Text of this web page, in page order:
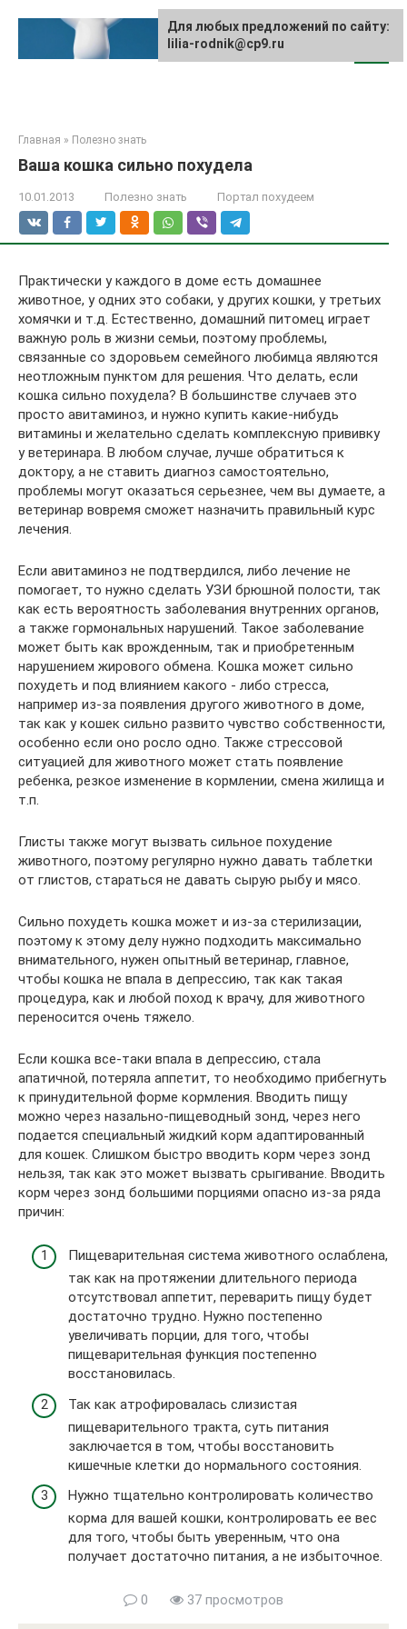
Главная » Полезно знать
Ваша кошка сильно похудела
10.01.2013 Полезно знать Портал похудеем
Практически у каждого в доме есть домашнее
животное, у одних это собаки, у других кошки, у третьих
хомячки и т.д. Естественно, домашний питомец играет
важную роль в жизни семьи, поэтому проблемы,
связанные со здоровьем семейного любимца являются
неотложным пунктом для решения. Что делать, если
кошка сильно похудела? В большинстве случаев это
просто авитаминоз, и нужно купить какие-нибудь
витамины и желательно сделать комплексную прививку
у ветеринара. В любом случае, лучше обратиться к
доктору, а не ставить диагноз самостоятельно,
проблемы могут оказаться серьезнее, чем вы думаете, а
ветеринар вовремя сможет назначить правильный курс
лечения.
Если авитаминоз не подтвердился, либо лечение не
помогает, то нужно сделать УЗИ брюшной полости, так
как есть вероятность заболевания внутренних органов,
а также гормональных нарушений. Такое заболевание
может быть как врожденным, так и приобретенным
нарушением жирового обмена. Кошка может сильно
похудеть и под влиянием какого - либо стресса,
например из-за появления другого животного в доме,
так как у кошек сильно развито чувство собственности,
особенно если оно росло одно. Также стрессовой
ситуацией для животного может стать появление
ребенка, резкое изменение в кормлении, смена жилища и
т.п.
Глисты также могут вызвать сильное похудение
животного, поэтому регулярно нужно давать таблетки
от глистов, стараться не давать сырую рыбу и мясо.
Сильно похудеть кошка может и из-за стерилизации,
поэтому к этому делу нужно подходить максимально
внимательного, нужен опытный ветеринар, главное,
чтобы кошка не впала в депрессию, так как такая
процедура, как и любой поход к врачу, для животного
переносится очень тяжело.
Если кошка все-таки впала в депрессию, стала
апатичной, потеряла аппетит, то необходимо прибегнуть
к принудительной форме кормления. Вводить пищу
можно через назально-пищеводный зонд, через него
подается специальный жидкий корм адаптированный
для кошек. Слишком быстро вводить корм через зонд
нельзя, так как это может вызвать срыгивание. Вводить
корм через зонд большими порциями опасно из-за ряда
причин:
Пищеварительная система животного ослаблена,
так как на протяжении длительного периода
отсутствовал аппетит, переварить пищу будет
достаточно трудно. Нужно постепенно
увеличивать порции, для того, чтобы
пищеварительная функция постепенно
восстановилась.
Так как атрофировалась слизистая
пищеварительного тракта, суть питания
заключается в том, чтобы восстановить
кишечные клетки до нормального состояния.
Нужно тщательно контролировать количество
корма для вашей кошки, контролировать ее вес
для того, чтобы быть уверенным, что она
получает достаточно питания, а не избыточное.
0 37 просмотров
Для любых предложений по сайту:
lilia-rodnik@cp9.ru